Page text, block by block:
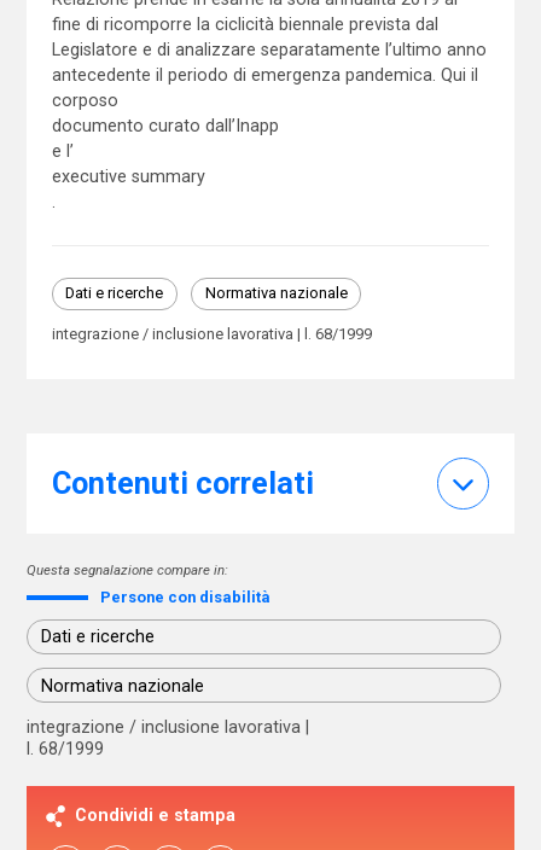
fine di ricomporre la ciclicità biennale prevista dal
Legislatore e di analizzare separatamente l’ultimo anno
antecedente il periodo di emergenza pandemica. Qui il
corposo
documento curato dall’Inapp
e l’
executive summary
Dati e ricerche Normativa nazionale
integrazione / inclusione lavorativa l. 68/1999
Contenuti correlati
Questa segnalazione compare in:
Persone con disabilità
Dati e ricerche
Normativa nazionale
integrazione / inclusione lavorativa
l. 68/1999
Condividi e stampa